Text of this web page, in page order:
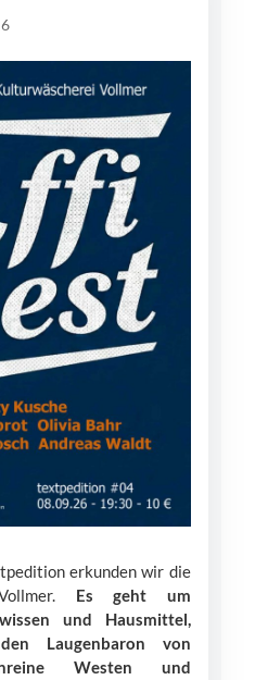
erkunden wir die
Es geht um
und Hausmittel,
Laugenbaron von
Westen und